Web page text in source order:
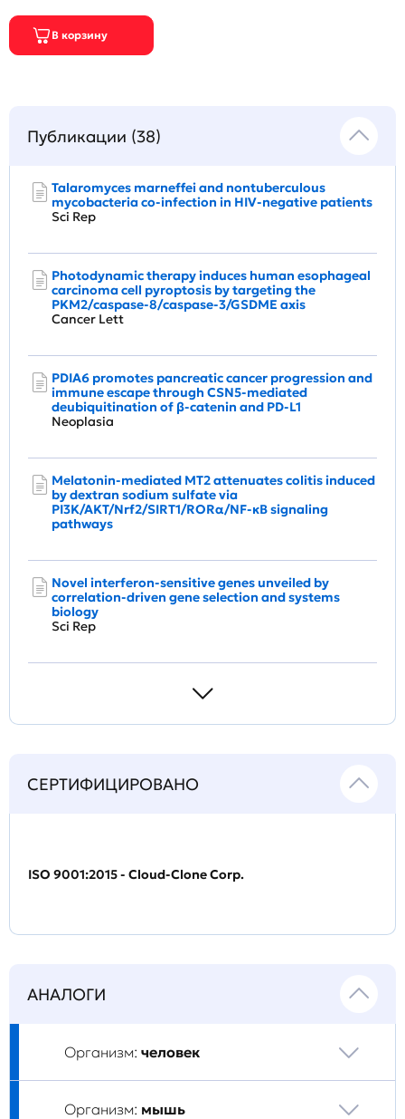
Публикации (38)
Talaromyces marneffei and nontuberculous
mycobacteria co-infection in HIV-negative patients
Sci Rep
Photodynamic therapy induces human esophageal
carcinoma cell pyroptosis by targeting the
PKM2/caspase-8/caspase-3/GSDME axis
Cancer Lett
PDIA6 promotes pancreatic cancer progression and
immune escape through CSN5-mediated
deubiquitination of β-catenin and PD-L1
Neoplasia
Melatonin-mediated MT2 attenuates colitis induced
by dextran sodium sulfate via
PI3K/AKT/Nrf2/SIRT1/RORα/NF-κB signaling
pathways
Novel interferon-sensitive genes unveiled by
correlation-driven gene selection and systems
biology
Sci Rep
СЕРТИФИЦИРОВАНО
ISO 9001:2015 - Cloud-Clone Corp.
АНАЛОГИ
Организм: человек
Организм: мышь